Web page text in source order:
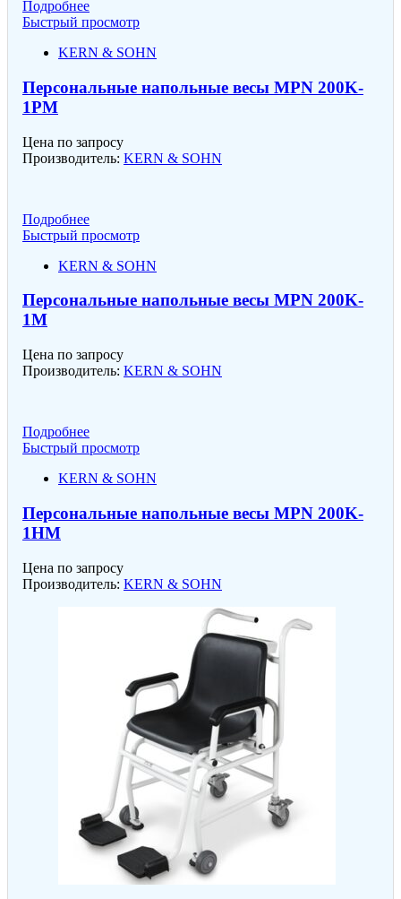
Подробнее
Быстрый просмотр
KERN & SOHN
Персональные напольные весы MPN 200K-
1PM
Цена по запросу
Производитель: KERN & SOHN
Подробнее
Быстрый просмотр
KERN & SOHN
Персональные напольные весы MPN 200K-
1M
Цена по запросу
Производитель: KERN & SOHN
Подробнее
Быстрый просмотр
KERN & SOHN
Персональные напольные весы MPN 200K-
1HM
Цена по запросу
Производитель: KERN & SOHN